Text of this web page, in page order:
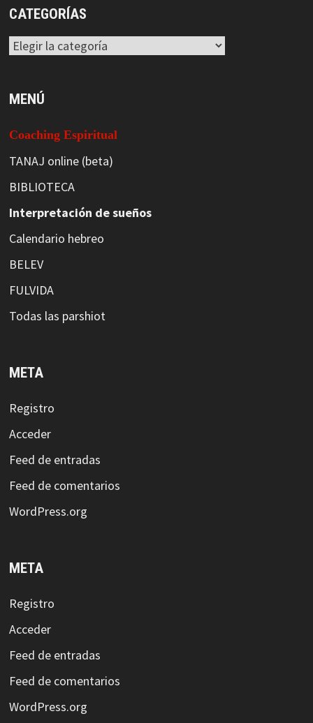
CATEGORÍAS
Categorías
MENÚ
Coaching Espiritual
TANAJ online (beta)
BIBLIOTECA
Interpretación de sueños
Calendario hebreo
BELEV
FULVIDA
Todas las parshiot
META
Registro
Acceder
Feed de entradas
Feed de comentarios
WordPress.org
META
Registro
Acceder
Feed de entradas
Feed de comentarios
WordPress.org